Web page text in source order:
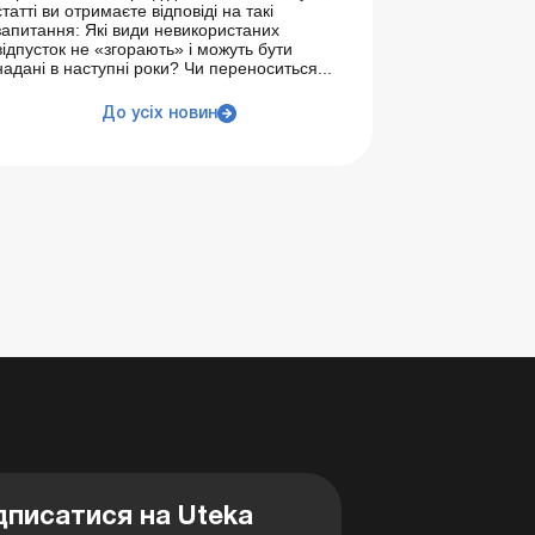
ви отримаєте відповіді на такі
Які види невикористаних
не «згорають» і можуть бути
в наступні роки? Чи переноситься...
До усіх новин
на Uteka